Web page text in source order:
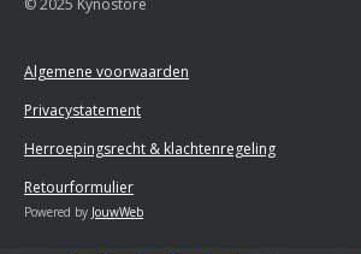
© 2025 Kynostore
Algemene voorwaarden
Privacystatement
Herroepingsrecht & klachtenregeling
Retourformulier
Powered by JouwWeb